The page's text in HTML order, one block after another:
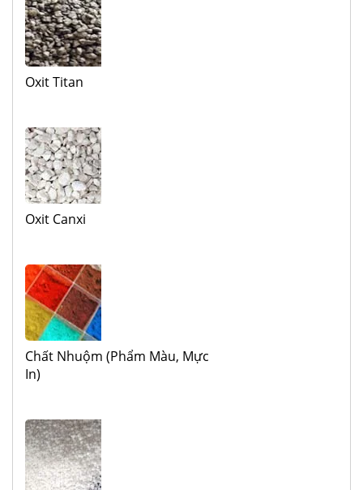
Oxit Titan
Oxit Canxi
Chất Nhuộm (Phẩm Màu, Mực
In)